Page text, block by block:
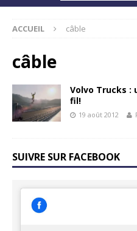
ACCUEIL câble
câble
Volvo Trucks :
fil!
19 août 2012
SUIVRE SUR FACEBOOK